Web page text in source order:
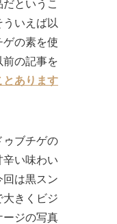
というこ
いえば以
の素を使
の記事を
とあります
ゥブチゲの
い味わい
回は黒スン
大きくビジ
ージの写真